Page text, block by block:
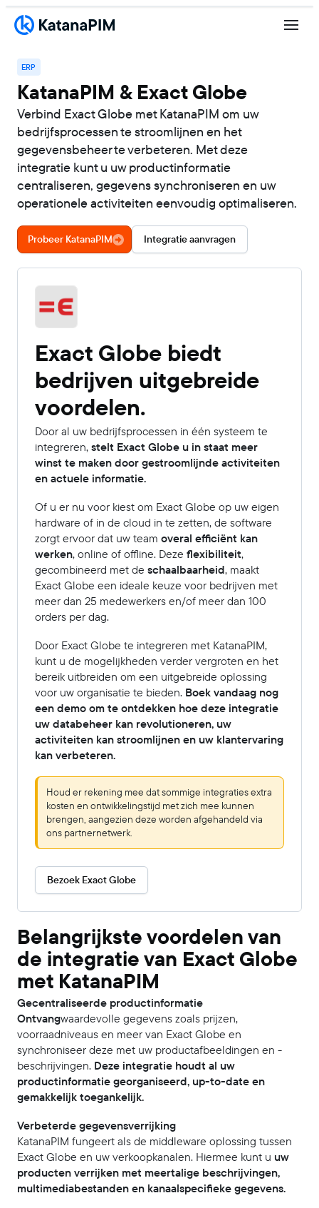
ERP
KatanaPIM & Exact Globe
Verbind Exact Globe met KatanaPIM om uw
bedrijfsprocessen te stroomlijnen en het
gegevensbeheer te verbeteren. Met deze
integratie kunt u uw productinformatie
centraliseren, gegevens synchroniseren en uw
operationele activiteiten eenvoudig optimaliseren.
Probeer KatanaPIM Integratie aanvragen
Exact Globe biedt
bedrijven uitgebreide
voordelen.
Door al uw bedrijfsprocessen in één systeem te
integreren,stelt Exact Globe u in staat meer
winst te maken door gestroomlijnde activiteiten
en actuele informatie.
Of u er nu voor kiest om Exact Globe op uw eigen
hardware of in de cloud in te zetten, de software
zorgt ervoor dat uw team overal efficiënt kan
werken, online of offline. Deze flexibiliteit,
gecombineerd met de schaalbaarheid, maakt
Exact Globe een ideale keuze voor bedrijven met
meer dan 25 medewerkers en/of meer dan 100
orders per dag.
Door Exact Globe te integreren met KatanaPIM,
kunt u de mogelijkheden verder vergroten en het
bereik uitbreiden om een uitgebreide oplossing
voor uw organisatie te bieden. Boek vandaag nog
een demo om te ontdekken hoe deze integratie
uw databeheer kan revolutioneren, uw
activiteiten kan stroomlijnen en uw klantervaring
kan verbeteren.
Houd er rekening mee dat sommige integraties extra
kosten en ontwikkelingstijd met zich mee kunnen
brengen, aangezien deze worden afgehandeld via
ons partnernetwerk.
Bezoek Exact Globe
Belangrijkste voordelen van
de integratie van Exact Globe
met KatanaPIM
Gecentraliseerde productinformatie
‍Ontvangwaardevolle gegevens zoals prijzen,
voorraadniveaus en meer van Exact Globe en
synchroniseer deze met uw productafbeeldingen en -
beschrijvingen. Deze integratie houdt al uw
productinformatie georganiseerd, up-to-date en
gemakkelijk toegankelijk.
Verbeterde gegevensverrijking
KatanaPIM fungeert als de middleware oplossing tussen
Exact Globe en uw verkoopkanalen. Hiermee kunt u uw
producten verrijken met meertalige beschrijvingen,
multimediabestanden en kanaalspecifieke gegevens.